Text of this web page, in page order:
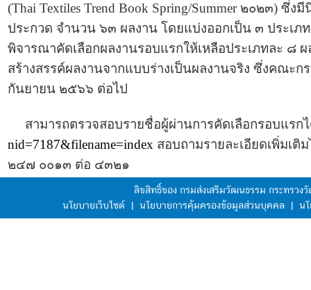
(Thai Textiles Trend Book Spring/Summer ๒๐๒๓)
ประกวด จำนวน ๖๓ ผลงาน โดยแบ่งออกเป็น ๓ ประเ
พิจารณาคัดเลือกผลงานรอบแรกให้เหลือประเภทละ ๘
สร้างสรรค์ผลงานจากแบบร่างเป็นผลงานจริง ซึ่งคณะ
กันยายน ๒๕๖๖ ต่อไป
สามารถตรวจสอบรายชื่อผู้ผ่านการคัดเลือกรอบแรก
nid=7187&filename=index สอบถามรายละเอียดเพิ่มเ
๒๔๗ ๐๐๑๓ ต่อ ๔๓๒๑
ลิขสิทธิ์ของ กรมส่งเสริมวัฒนธรรม กระทรว
นโยบายเว็บไซต์
| นโยบายการคุ้มครองข้อมูลส่วนบุคคล | น